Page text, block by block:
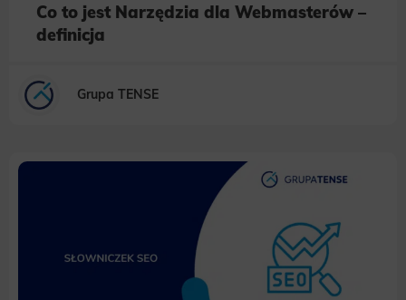
Co to jest Narzędzia dla Webmasterów –
definicja
Grupa TENSE